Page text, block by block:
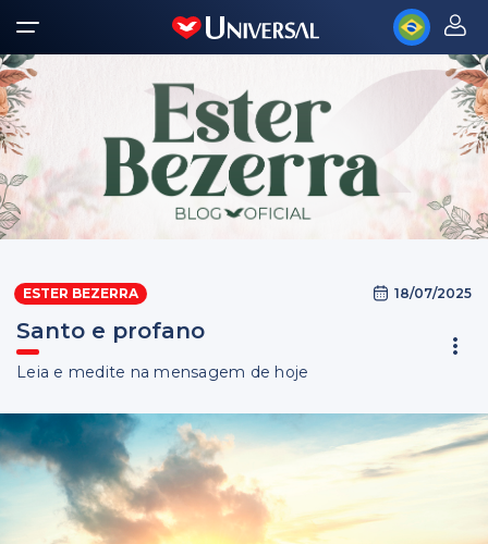
ESTER BEZERRA 18/07/2025
Santo e profano
Leia e medite na mensagem de hoje